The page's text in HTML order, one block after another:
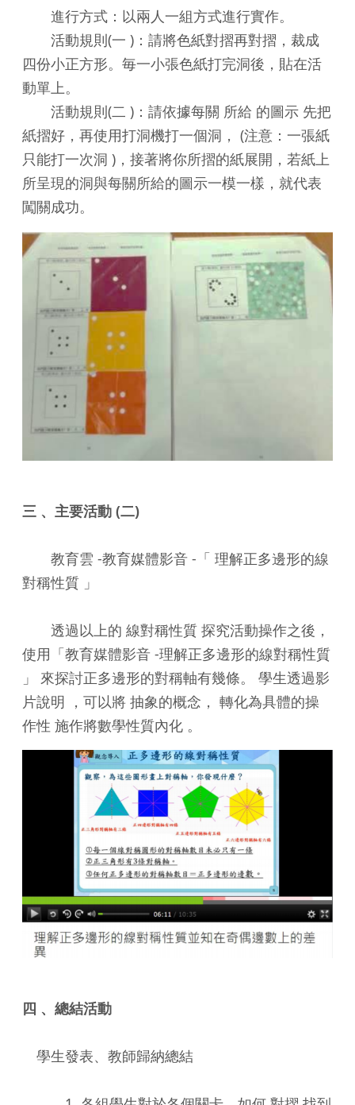
進行方式：以兩人一組方式進行實作。
活動規則(一 )：請將色紙對摺再對摺，裁成
四份小正方形。毎一小張色紙打完洞後，貼在活
動單上。
活動規則(二 )：請依據每關 所給 的圖示 先把
紙摺好，再使用打洞機打一個洞， (注意：一張紙
只能打一次洞 )，接著將你所摺的紙展開，若紙上
所呈現的洞與每關所給的圖示一模一樣，就代表
闖關成功。
三 、主要活動 (二)
教育雲 -教育媒體影音 -「 理解正多邊形的線
對稱性質 」
透過以上的 線對稱性質 探究活動操作之後，
使用「教育媒體影音 -理解正多邊形的線對稱性質
」 來探討正多邊形的對稱軸有幾條。 學生透過影
片說明 ，可以將 抽象的概念， 轉化為具體的操
作性 施作將數學性質內化 。
四 、總結活動
學生發表、教師歸納總結